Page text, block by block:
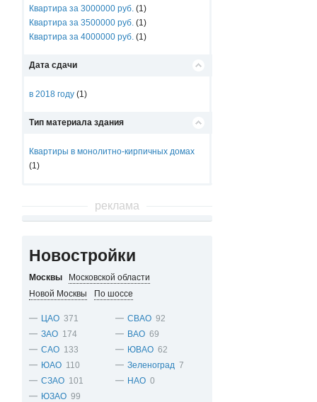
Квартира за 3000000 руб. (1)
Квартира за 3500000 руб. (1)
Квартира за 4000000 руб. (1)
Дата сдачи
в 2018 году (1)
Тип материала здания
Квартиры в монолитно-кирпичных домах
(1)
реклама
Новостройки
Москвы
Московской области
Новой Москвы
По шоссе
ЦАО 371
ЗАО 174
САО 133
ЮАО 110
СЗАО 101
ЮЗАО 99
СВАО 92
ВАО 69
ЮВАО 62
Зеленоград 7
НАО 0